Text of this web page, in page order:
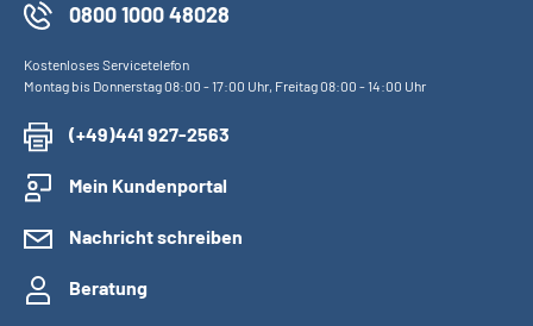
0800 1000 48028
Kostenloses Servicetelefon
Montag bis Donnerstag 08:00 - 17:00 Uhr, Freitag 08:00 - 14:00 Uhr
(+49)441 927-2563
Mein Kundenportal
Nachricht schreiben
Beratung